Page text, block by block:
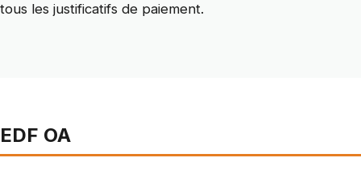
tous les justificatifs de paiement.
EDF OA